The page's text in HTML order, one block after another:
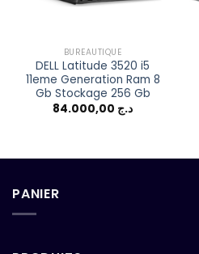
BUREAUTIQUE
DELL Latitude 3520 i5
11eme Generation Ram 8
Gb Stockage 256 Gb
د.ج
PANIER